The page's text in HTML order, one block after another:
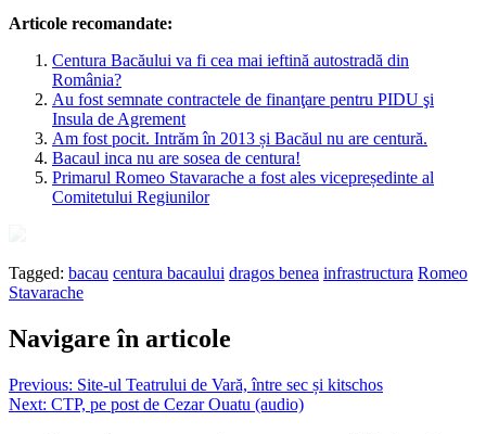
Articole recomandate:
Centura Bacăului va fi cea mai ieftină autostradă din
România?
Au fost semnate contractele de finanţare pentru PIDU şi
Insula de Agrement
Am fost pocit. Intrăm în 2013 și Bacăul nu are centură.
Bacaul inca nu are sosea de centura!
Primarul Romeo Stavarache a fost ales vicepreședinte al
Comitetului Regiunilor
Tagged: bacau centura bacaului dragos benea infrastructura Romeo
Stavarache
Navigare în articole
Previous: Site-ul Teatrului de Vară, între sec și kitschos
Next: CTP, pe post de Cezar Ouatu (audio)